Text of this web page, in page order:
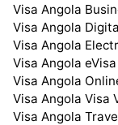
Visa Angola
Visa Angola
Visa Angola
Visa Angola
Visa Angola
Visa Angola Visa
Visa Angola